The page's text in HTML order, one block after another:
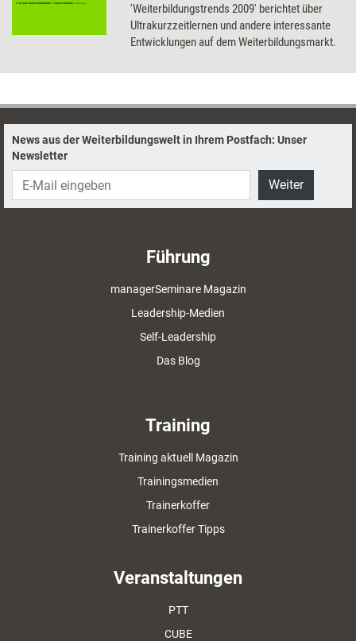
'Weiterbildungstrends 2009' berichtet über
Ultrakurzzeitlernen und andere interessante
Entwicklungen auf dem Weiterbildungsmarkt.
News aus der Weiterbildungswelt in Ihrem Postfach: Unser
Newsletter
Weiter
Führung
managerSeminare Magazin
Leadership-Medien
Self-Leadership
Das Blog
Training
Training aktuell Magazin
Trainingsmedien
Trainerkoffer
Trainerkoffer Tipps
Veranstaltungen
PTT
CUBE